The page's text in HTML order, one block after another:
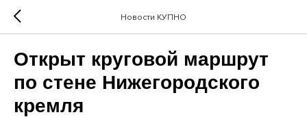
Новости КУПНО
Открыт круговой маршрут
по стене Нижегородского
кремля